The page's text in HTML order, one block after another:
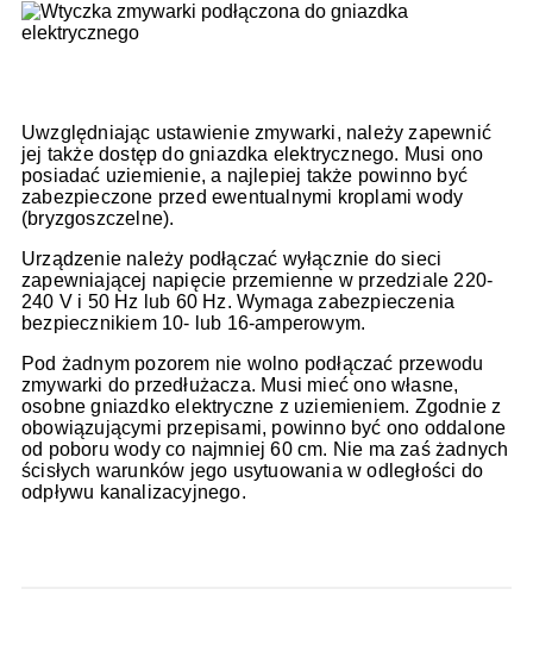
Uwzględniając ustawienie zmywarki, należy zapewnić
jej także dostęp do gniazdka elektrycznego. Musi ono
posiadać uziemienie, a najlepiej także powinno być
zabezpieczone przed ewentualnymi kroplami wody
(bryzgoszczelne).
Urządzenie należy podłączać wyłącznie do sieci
zapewniającej napięcie przemienne w przedziale 220-
240 V i 50 Hz lub 60 Hz. Wymaga zabezpieczenia
bezpiecznikiem 10- lub 16-amperowym.
Pod żadnym pozorem nie wolno podłączać przewodu
zmywarki do przedłużacza. Musi mieć ono własne,
osobne gniazdko elektryczne z uziemieniem. Zgodnie z
obowiązującymi przepisami, powinno być ono oddalone
od poboru wody co najmniej 60 cm. Nie ma zaś żadnych
ścisłych warunków jego usytuowania w odległości do
odpływu kanalizacyjnego.